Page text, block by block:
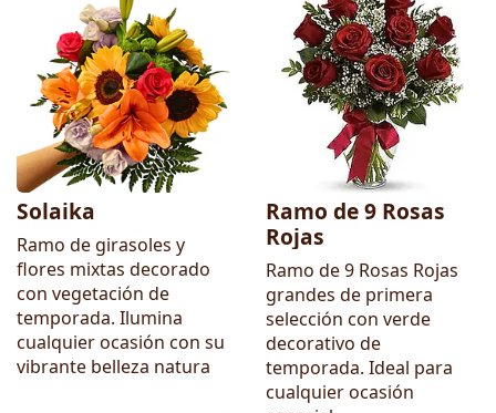
Solaika
Ramo de girasoles y
flores mixtas decorado
con vegetación de
temporada. Ilumina
cualquier ocasión con su
vibrante belleza natura
Ramo de 9 Rosas
Rojas
Ramo de 9 Rosas Rojas
grandes de primera
selección con verde
decorativo de
temporada. Ideal para
cualquier ocasión